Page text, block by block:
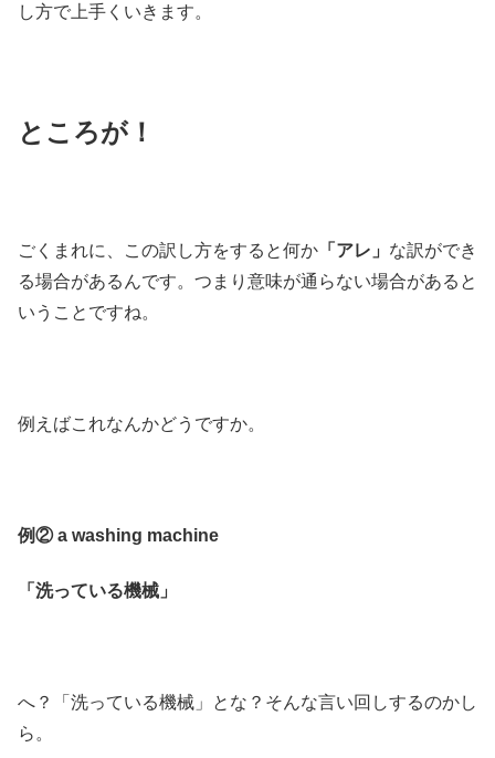
し方で上手くいきます。
ところが！
ごくまれに、この訳し方をすると何か 「アレ」 な訳ができ
る場合があるんです。つまり意味が通らない場合があると
いうことですね。
例えばこれなんかどうですか。
例② a washing machine
「洗っている機械」
へ？「洗っている機械」とな？そんな言い回しするのかし
ら。